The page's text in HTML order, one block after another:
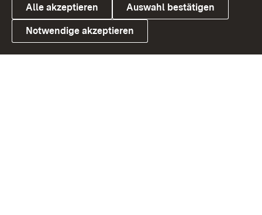
Link zum Landesportal
Alle akzeptieren Auswahl bestätigen
Notwendige akzeptieren